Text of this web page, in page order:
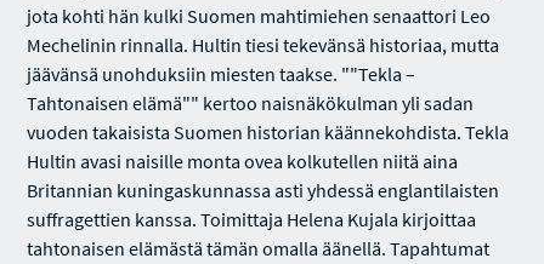
jota kohti hän kulki Suomen mahtimiehen senaattori Leo
Mechelinin rinnalla. Hultin tiesi tekevänsä historiaa, mutta
jäävänsä unohduksiin miesten taakse. ""Tekla –
Tahtonaisen elämä"" kertoo naisnäkökulman yli sadan
vuoden takaisista Suomen historian käännekohdista. Tekla
Hultin avasi naisille monta ovea kolkutellen niitä aina
Britannian kuningaskunnassa asti yhdessä englantilaisten
suffragettien kanssa. Toimittaja Helena Kujala kirjoittaa
tahtonaisen elämästä tämän omalla äänellä. Tapahtumat